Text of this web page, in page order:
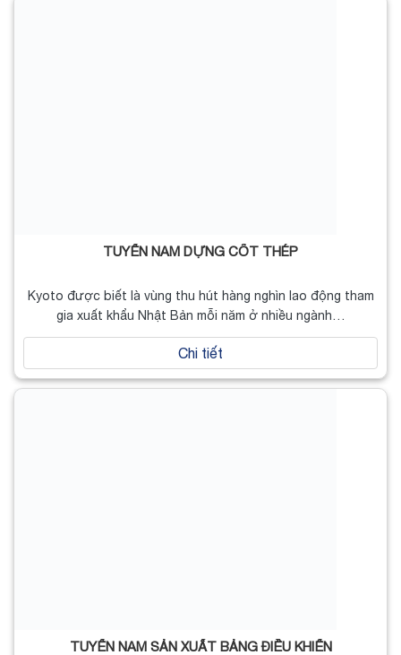
TUYỂN NAM DỰNG CỐT THÉP
Kyoto được biết là vùng thu hút hàng nghìn lao động tham
gia xuất khẩu Nhật Bản mỗi năm ở nhiều ngành…
Chi tiết
TUYỂN NAM SẢN XUẤT BẢNG ĐIỀU KHIỂN